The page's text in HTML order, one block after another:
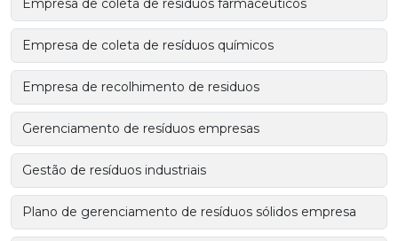
Empresa de coleta de residuos farmaceuticos
Empresa de coleta de resíduos químicos
Empresa de recolhimento de residuos
Gerenciamento de resíduos empresas
Gestão de resíduos industriais
Plano de gerenciamento de resíduos sólidos empresa